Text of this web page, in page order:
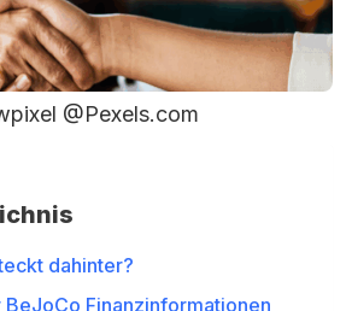
@Pexels.com
dahinter?
Finanzinformationen